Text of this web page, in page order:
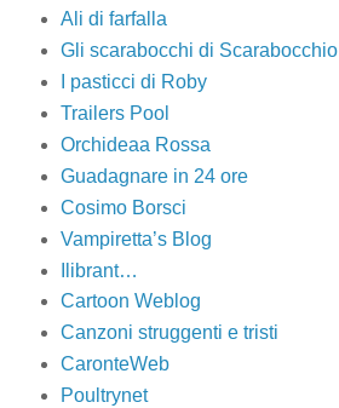
Ali di farfalla
Gli scarabocchi di Scarabocchio
I pasticci di Roby
Trailers Pool
Orchideaa Rossa
Guadagnare in 24 ore
Cosimo Borsci
Vampiretta’s Blog
Ilibrant…
Cartoon Weblog
Canzoni struggenti e tristi
CaronteWeb
Poultrynet